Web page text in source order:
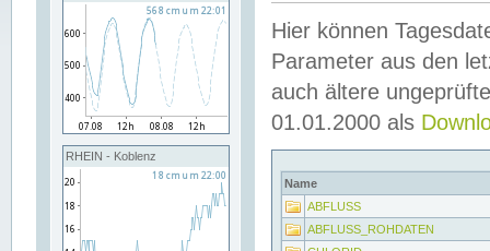
RHEIN - Koblenz
Hier können
Parameter aus den
auch ältere
01.01.2000 als
Name
ABFLUSS
ABFLUSS_ROHDATEN